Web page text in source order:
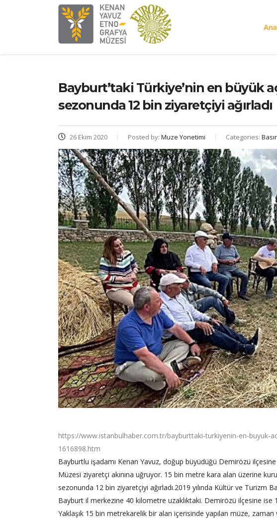
Bayburt’taki Türkiye’nin en büyük
sezonunda 12 bin ziyaretçiyi ağırladı
26 Ekim 2020 Posted by: Muze Yonetimi Categories:
https://www.istanbulhaber.com.tr/bayburttaki-turkiyenin-en-buyuk-
1616898.htm
Bayburtlu işadamı Kenan Yavuz, doğup büyüdüğü Demirözü
Müzesi ziyaretçi akınına uğruyor. 15 bin metre kara alan üzerine
sezonunda 12 bin ziyaretçiyi ağırladı.2019 yılında Kültür ve Turizm
Bayburt il merkezine 40 kilometre uzaklıktaki. Demirözü ilçesine ise
Yaklaşık 15 bin metrekarelik bir alan içerisinde yapılan müze,